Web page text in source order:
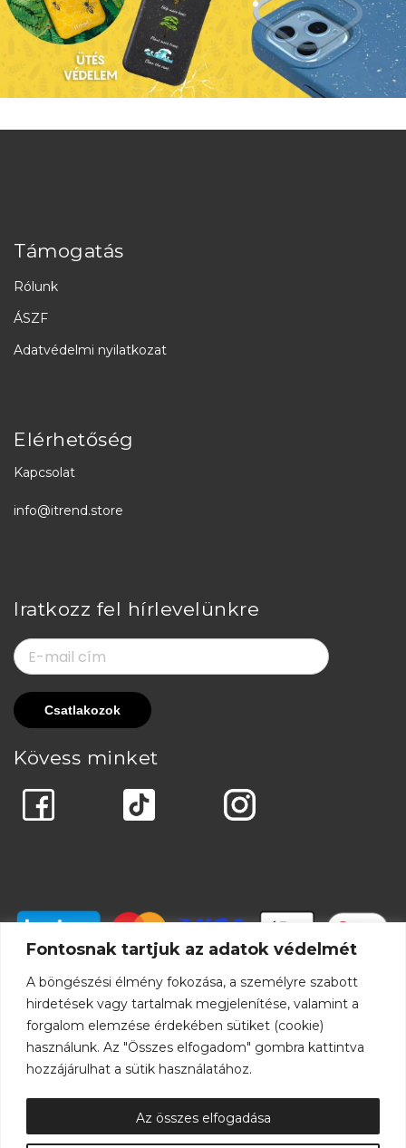
Fontosnak tartjuk az adatok védelmét
A böngészési élmény fokozása, a személyre szabott
hirdetések vagy tartalmak megjelenítése, valamint a
forgalom elemzése érdekében sütiket (cookie)
használunk. Az "Összes elfogadom" gombra kattintva
hozzájárulhat a sütik használatához.
Az összes elfogadása
Támogatás
Rólunk
ÁSZF
Adatvédelmi nyilatkozat
Elérhetőség
Kapcsolat
info@itrend.store
Iratkozz fel hírlevelünkre
Kövess minket